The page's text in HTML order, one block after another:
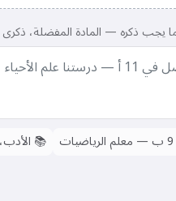
9 ب — معلم الرياضيات 📚